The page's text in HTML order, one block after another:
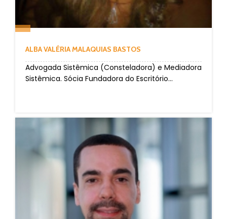
ALBA VALÉRIA MALAQUIAS BASTOS
Advogada Sistêmica (Consteladora) e Mediadora
Sistêmica. Sócia Fundadora do Escritório...